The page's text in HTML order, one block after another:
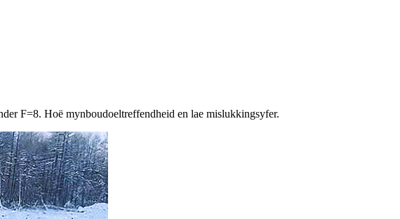
F=8. Hoë mynboudoeltreffendheid en lae mislukkingsyfer.